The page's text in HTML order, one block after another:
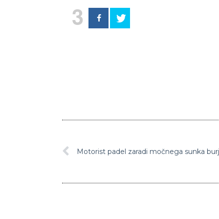
3
Motorist padel zaradi močnega sunka